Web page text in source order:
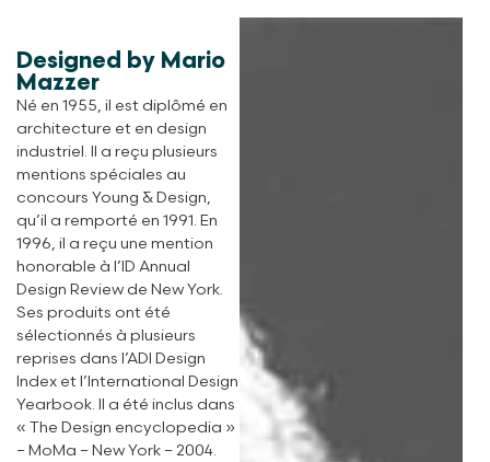
Designed by Mario
Mazzer
Né en 1955, il est diplômé en
architecture et en design
industriel. Il a reçu plusieurs
mentions spéciales au
concours Young & Design,
qu’il a remporté en 1991. En
1996, il a reçu une mention
honorable à l’ID Annual
Design Review de New York.
Ses produits ont été
sélectionnés à plusieurs
reprises dans l’ADI Design
Index et l’International Design
Yearbook. Il a été inclus dans
« The Design encyclopedia »
– MoMa – New York – 2004.